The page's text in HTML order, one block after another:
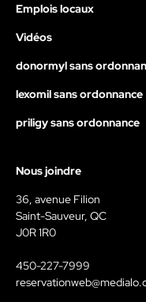
Emplois locaux
Vidéos
donormyl sans
lexomil sans ordonnance
priligy sans ordonnance
Nous joindre
36, avenue Filion
Saint-Sauveur, QC
J0R 1R0
450-227-7999